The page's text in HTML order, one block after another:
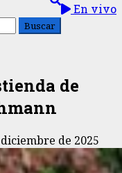
En vivo
de
de 2025